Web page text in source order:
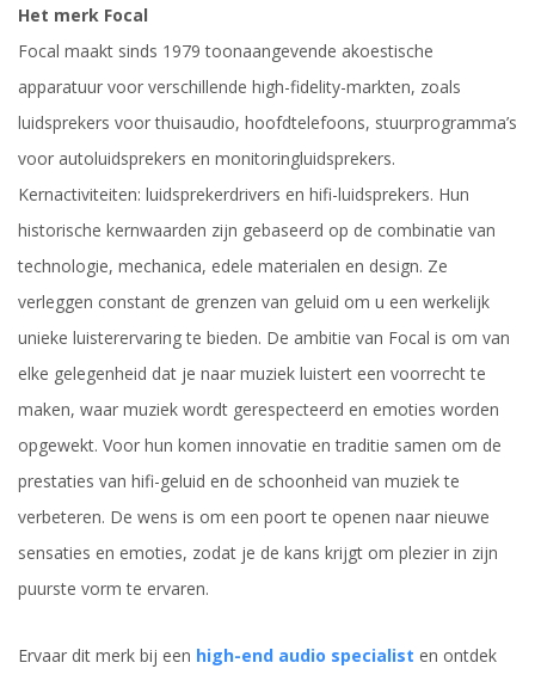
Het merk Focal
Focal maakt sinds 1979 toonaangevende akoestische
apparatuur voor verschillende high-fidelity-markten, zoals
luidsprekers voor thuisaudio, hoofdtelefoons, stuurprogramma’s
voor autoluidsprekers en monitoringluidsprekers.
Kernactiviteiten: luidsprekerdrivers en hifi-luidsprekers. Hun
historische kernwaarden zijn gebaseerd op de combinatie van
technologie, mechanica, edele materialen en design. Ze
verleggen constant de grenzen van geluid om u een werkelijk
unieke luisterervaring te bieden. De ambitie van Focal is om van
elke gelegenheid dat je naar muziek luistert een voorrecht te
maken, waar muziek wordt gerespecteerd en emoties worden
opgewekt. Voor hun komen innovatie en traditie samen om de
prestaties van hifi-geluid en de schoonheid van muziek te
verbeteren. De wens is om een ​​poort te openen naar nieuwe
sensaties en emoties, zodat je de kans krijgt om plezier in zijn
puurste vorm te ervaren.
Ervaar dit merk bij een high-end audio specialist en ontdek